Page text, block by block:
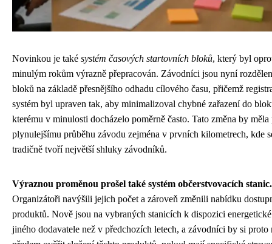
Novinkou je také systém časových startovních bloků, který byl
minulým rokům výrazně přepracován. Závodníci jsou nyní
bloků na základě přesnějšího odhadu cílového času, přičemž
systém byl upraven tak, aby minimalizoval chybné zařazení do
kterému v minulosti docházelo poměrně často. Tato změna by měla
plynulejšímu průběhu závodu zejména v prvních kilometrech, kde
tradičně tvoří největší shluky závodníků.
Výraznou proměnou prošel také systém občerstvovacích stanic.
Organizátoři navýšili jejich počet a zároveň změnili nabídku
produktů. Nově jsou na vybraných stanicích k dispozici
jiného dodavatele než v předchozích letech, a závodníci by si proto